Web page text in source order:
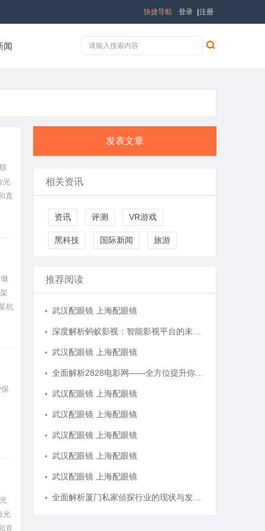
登录 注册
快捷导航
闻
光
直
杭
光
直
发表文章
相关资讯
资讯 评测 VR游戏
黑科技 国际新闻 旅游
推荐阅读
武汉配眼镜 上海配眼镜
武汉配眼镜 上海配眼镜
武汉配眼镜 上海配眼镜
武汉配眼镜 上海配眼镜
武汉配眼镜 上海配眼镜
武汉配眼镜 上海配眼镜
武汉配眼镜 上海配眼镜